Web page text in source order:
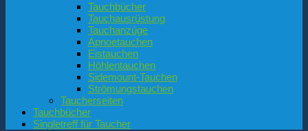
Tauchbücher
Tauchausrüstung
Tauchanzüge
Apnoetauchen
Eistauchen
Höhlentauchen
Sidemount-Tauchen
Strömungstauchen
Taucherseiten
Tauchbücher
Singletreff für Taucher